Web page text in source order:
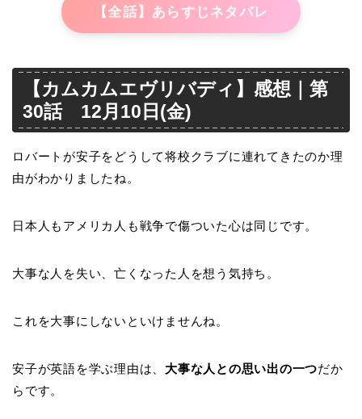
【全話】あらすじネタバレ
【カムカムエヴリバディ】感想｜第
30話 12月10日(金)
ロバートが安子をどうして将校クラブに連れてきたのか理
由がわかりましたね。
日本人もアメリカ人も戦争で傷ついた心は同じです。
大事な人を失い、亡くなった人を想う気持ち。
これを大事にしないといけませんね。
安子が英語を学ぶ理由は、 大事な人との思い出の一つだか
らです。